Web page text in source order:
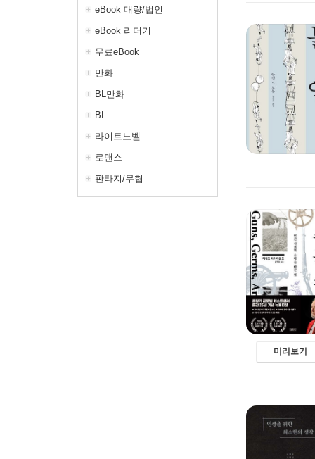
eBook 대량/법인
eBook 리더기
무료eBook
만화
BL만화
BL
라이트노벨
로맨스
판타지/무협
미리보기